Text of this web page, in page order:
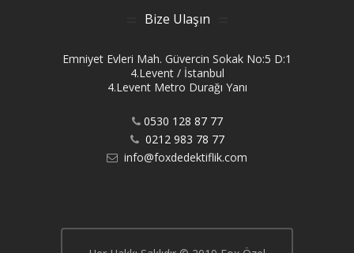
Bize Ulaşın
Emniyet Evleri Mah. Güvercin Sokak No:5 D:1
4.Levent / İstanbul
4.Levent Metro Durağı Yanı
0530 128 87 77
0212 983 78 77
info@foxdedektiflik.com